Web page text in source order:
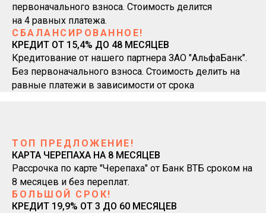
первоначального взноса. Стоимость делится
на 4 равных платежа.
СБАЛАНСИРОВАННОЕ!
КРЕДИТ ОТ 15,4% ДО 48 МЕСЯЦЕВ
Кредитование от нашего партнера ЗАО "АльфаБанк".
Без первоначального взноса. Стоимость делить на
равные платежи в зависимости от срока
ТОП ПРЕДЛОЖЕНИЕ!
КАРТА ЧЕРЕПАХА НА 8 МЕСЯЦЕВ
Рассрочка по карте "Черепаха" от Банк ВТБ сроком на
8 месяцев и без переплат.
БОЛЬШОЙ СРОК!
КРЕДИТ 19,9% ОТ 3 ДО 60 МЕСЯЦЕВ